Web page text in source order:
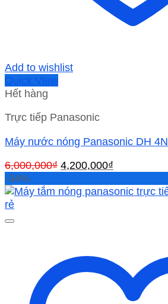
Add to wishlist
Quick View
Hết hàng
Trực tiếp Panasonic
Máy nước nóng Panasonic DH
6,000,000₫ Giá
là:
4,200,000₫
tại
-34%